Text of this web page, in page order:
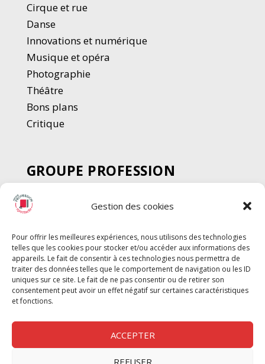
Gestion des cookies
Pour offrir les meilleures expériences, nous utilisons des technologies
telles que les cookies pour stocker et/ou accéder aux informations des
appareils. Le fait de consentir à ces technologies nous permettra de
traiter des données telles que le comportement de navigation ou les ID
uniques sur ce site. Le fait de ne pas consentir ou de retirer son
consentement peut avoir un effet négatif sur certaines caractéristiques
et fonctions.
ACCEPTER
REFUSER
Cirque et rue
Danse
Innovations et numérique
Musique et opéra
Photographie
Théâtre
Bons plans
Critique
GROUPE PROFESSION
SPECTACLE
Chèque Intermittents
Chèque Compta
Chèque Emploi Spectacle
G-Pods
Profession Audio-visuel